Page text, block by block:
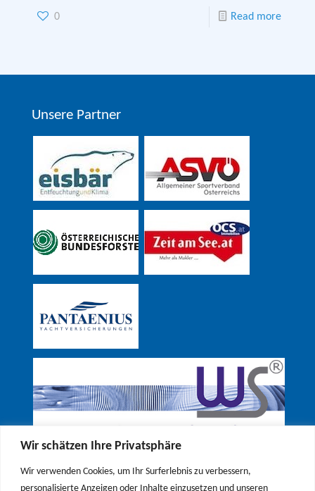
Wir schätzen Ihre Privatsphäre
Wir verwenden Cookies, um Ihr Surferlebnis zu verbessern,
personalisierte Anzeigen oder Inhalte einzusetzen und unseren
0 Read more
Unsere Partner